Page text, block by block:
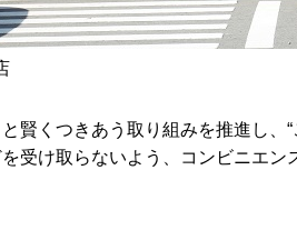
賢くつきあう取り組みを推進し、
受け取らないよう、コンビニエン